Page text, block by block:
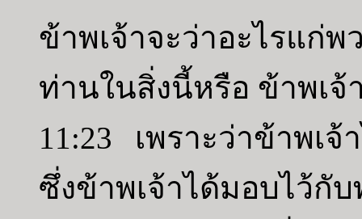
ข้าพเจ้าจะว่าอะไรแ
ท่านในสิ่งนี้หรือ ข้าพเ
11:23 เพราะว่าข้าพเจ้
ซึ่งข้าพเจ้าได้มอบไว้